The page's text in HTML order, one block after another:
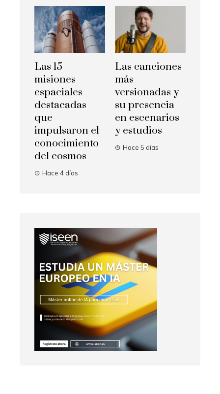
Las 15
misiones
espaciales
destacadas
que
impulsaron el
conocimiento
del cosmos
Hace 4 días
Las canciones
más
versionadas y
su presencia
en escenarios
y estudios
Hace 5 días